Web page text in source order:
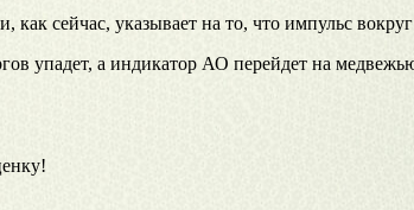
сейчас, указывает на то, что импульс
упадет, а индикатор АО перейдет на